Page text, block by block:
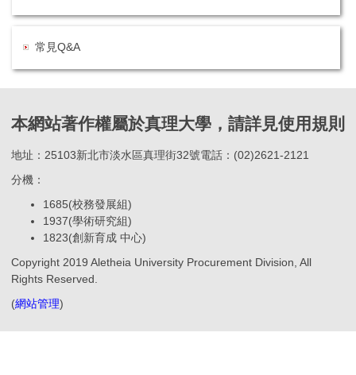
常見Q&A
本網站著作權屬於真理大學，請詳見使用規則
地址：25103新北市淡水區真理街32號電話：(02)2621-2121
分機：
1685(校務發展組)
1937(學術研究組)
1823(創新育成 中心)
Copyright 2019 Aletheia University Procurement Division, All
Rights Reserved.
(網站管理)